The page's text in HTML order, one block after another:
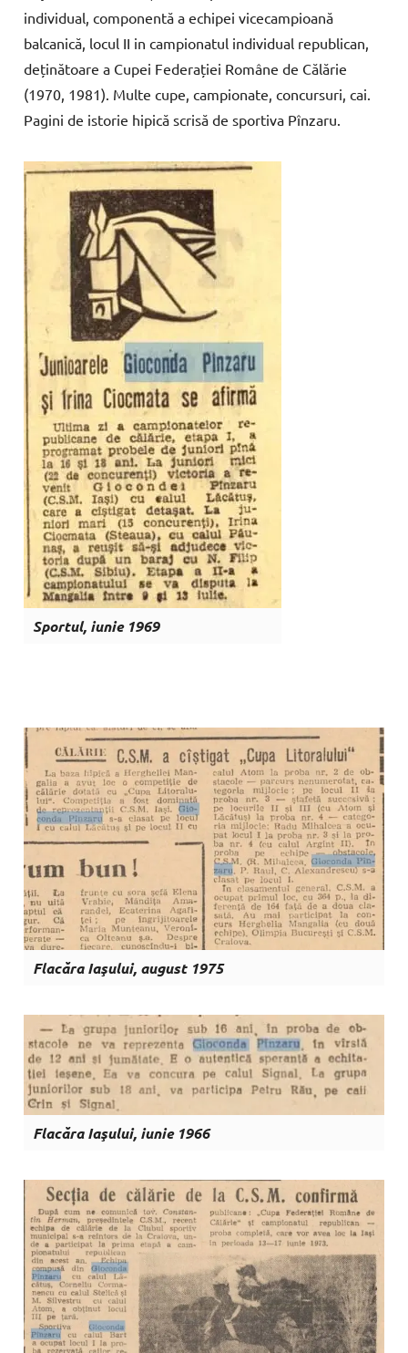
individual, componentăaechipeivicecampioană
balcanică, locul II incampionatul individual republican,
deținătoare a Cupei Federației Române de Călărie
(1970, 1981). Multe cupe, campionate, concursuri, cai.
Pagini de istorie hipică scrisă de sportiva Pînzaru.
Sportul, iunie 1969
Flacăra Iaşului, august 1975
Flacăra Iaşului, iunie 1966